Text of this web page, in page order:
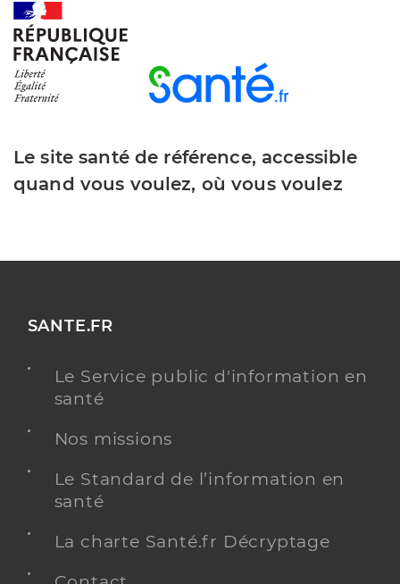
Le site santé de référence, accessible
quand vous voulez, où vous voulez
SANTE.FR
Le Service public d'information en
santé
Nos missions
Le Standard de l’information en
santé
La charte Santé.fr Décryptage